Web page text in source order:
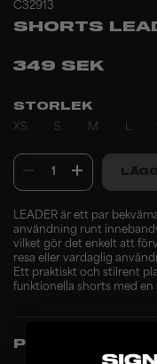
C32913
SHORTS
349 SEK
STORLEK
XS
S M L
1
LEADER är ett par
användning runt
vilket gör det enkelt att
resa eller vardaglig
Ett praktiskt och stilrent
funktionella shorts med en
PRODUCT INFO